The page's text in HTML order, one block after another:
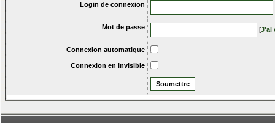
Login de connexion
Mot de passe [J'ai
Connexion automatique
Connexion en invisible